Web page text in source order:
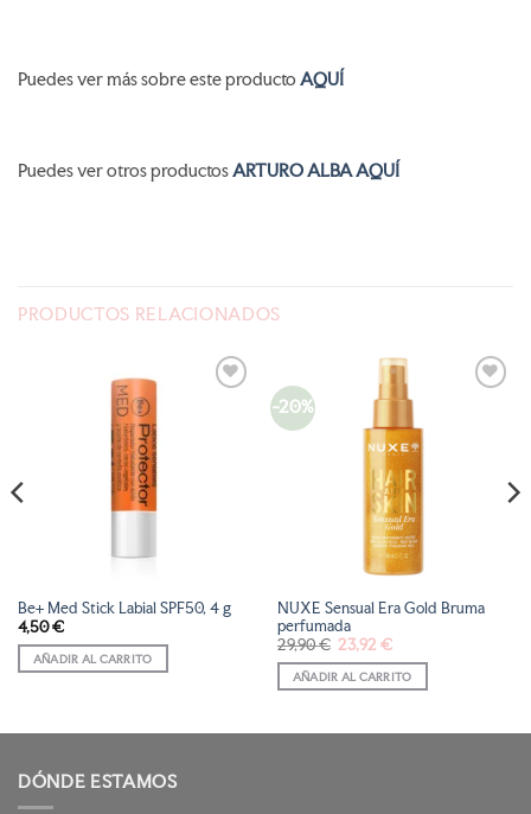
Puedes ver más sobre este producto AQUÍ
Puedes ver otros productosARTURO ALBA AQUÍ
PRODUCTOS RELACIONADOS
Be+ Med Stick Labial SPF50, 4 g
4,50€
AÑADIR AL CARRITO
-20%
NUXE Sensual Era Gold Bruma
perfumada
29,90€ El
precio
original
era:
29,90 €.
23,92€El
actual
es:
23,92 €.
AÑADIR AL CARRITO
DÓNDE ESTAMOS